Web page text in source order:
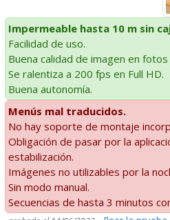
Impermeable hasta 10 m sin
Facilidad de uso.
Buena calidad de imagen en
Se ralentiza a 200 fps en Full HD.
Buena autonomía.
Menús mal traducidos.
No hay soporte de montaje
Obligación de pasar por la
estabilización.
Imágenes no utilizables por la
Sin modo manual.
Secuencias de hasta 3 minutos